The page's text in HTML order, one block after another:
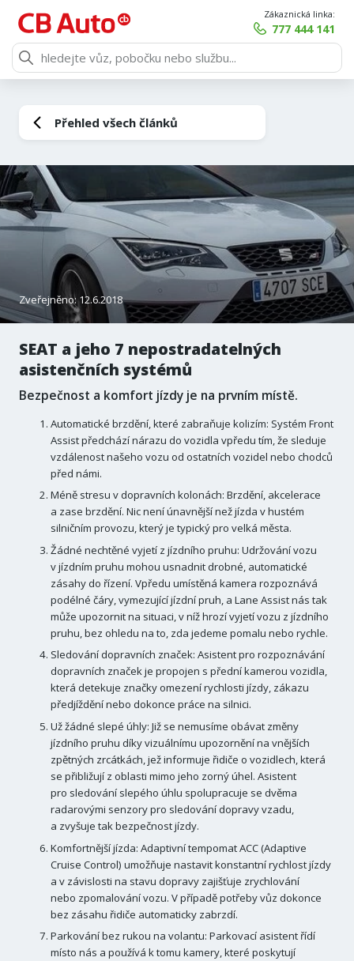
Zákaznická linka:
777 444 141
Přehled všech článků
Zveřejněno: 12.6.2018
SEAT a jeho 7 nepostradatelných
asistenčních systémů
Bezpečnost a komfort jízdy je na prvním místě.
Automatické brzdění, které zabraňuje kolizím: Systém Front
Assist předchází nárazu do vozidla vpředu tím, že sleduje
vzdálenost našeho vozu od ostatních vozidel nebo chodců
před námi.
Méně stresu v dopravních kolonách: Brzdění, akcelerace
a zase brzdění. Nic není únavnější než jízda v hustém
silničním provozu, který je typický pro velká města.
Žádné nechtěné vyjetí z jízdního pruhu: Udržování vozu
v jízdním pruhu mohou usnadnit drobné, automatické
zásahy do řízení. Vpředu umístěná kamera rozpoznává
podélné čáry, vymezující jízdní pruh, a Lane Assist nás tak
může upozornit na situaci, v níž hrozí vyjetí vozu z jízdního
pruhu, bez ohledu na to, zda jedeme pomalu nebo rychle.
Sledování dopravních značek: Asistent pro rozpoznávání
dopravních značek je propojen s přední kamerou vozidla,
která detekuje značky omezení rychlosti jízdy, zákazu
předjíždění nebo dokonce práce na silnici.
Už žádné slepé úhly: Již se nemusíme obávat změny
jízdního pruhu díky vizuálnímu upozornění na vnějších
zpětných zrcátkách, jež informuje řidiče o vozidlech, která
se přibližují z oblasti mimo jeho zorný úhel. Asistent
pro sledování slepého úhlu spolupracuje se dvěma
radarovými senzory pro sledování dopravy vzadu,
a zvyšuje tak bezpečnost jízdy.
Komfortnější jízda: Adaptivní tempomat ACC (Adaptive
Cruise Control) umožňuje nastavit konstantní rychlost jízdy
a v závislosti na stavu dopravy zajišťuje zrychlování
nebo zpomalování vozu. V případě potřeby vůz dokonce
bez zásahu řidiče automaticky zabrzdí.
Parkování bez rukou na volantu: Parkovací asistent řídí
místo nás a používá k tomu kamery, které poskytují